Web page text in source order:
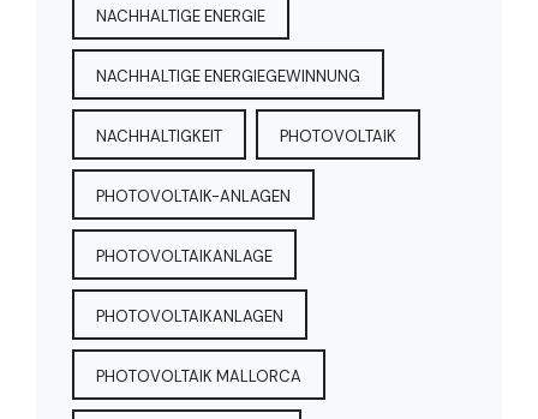
NACHHALTIGE ENERGIE
NACHHALTIGE ENERGIEGEWINNUNG
NACHHALTIGKEIT PHOTOVOLTAIK
PHOTOVOLTAIK-ANLAGEN
PHOTOVOLTAIKANLAGE
PHOTOVOLTAIKANLAGEN
PHOTOVOLTAIK MALLORCA